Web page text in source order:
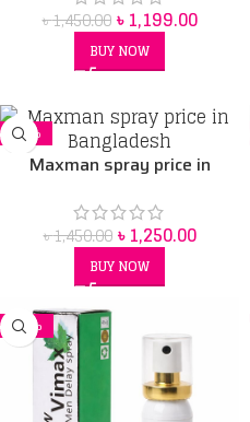
৳1,450.00 ৳1,199.00
BUY NOW
-14%
Maxman spray price in
৳1,450.00 ৳1,250.00
BUY NOW
-19%